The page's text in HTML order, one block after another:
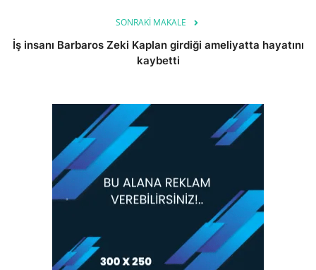
SONRAKI MAKALE
İş insanı Barbaros Zeki Kaplan girdiği ameliyatta hayatını
kaybetti